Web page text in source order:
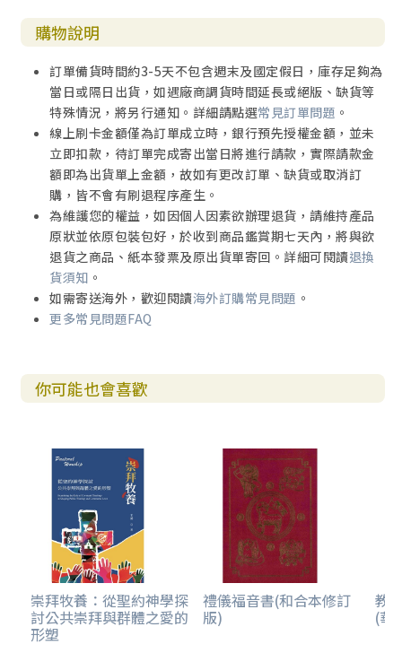
購物說明
訂單備貨時間約3-5天不包含週末及國定假日，庫存足夠為
當日或隔日出貨，如遇廠商調貨時間延長或絕版、缺貨等
特殊情況，將另行通知。詳細請點選常見訂單問題 。
線上刷卡金額僅為訂單成立時，銀行預先授權金額，並未
立即扣款，待訂單完成寄出當日將進行請款，實際請款金
額即為出貨單上金額，故如有更改訂單、缺貨或取消訂
購，皆不會有刷退程序產生。
為維護您的權益，如因個人因素欲辦理退貨，請維持產品
原狀並依原包裝包好，於收到商品鑑賞期七天內，將與欲
退貨之商品、紙本發票及原出貨單寄回。詳細可閱讀退換
貨須知 。
如需寄送海外，歡迎閱讀海外訂購常見問題 。
更多常見問題FAQ
你可能也會喜歡
崇拜牧養：從聖約神學探
討公共崇拜與群體之愛的
形塑
禮儀福音書(和合本修訂
版)
教
(華